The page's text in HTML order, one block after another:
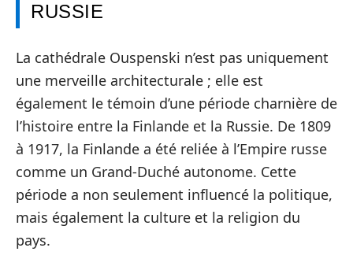
RUSSIE
La cathédrale Ouspenski n’est pas uniquement
une merveille architecturale ; elle est
également le témoin d’une période charnière de
l’histoire entre la Finlande et la Russie. De 1809
à 1917, la Finlande a été reliée à l’Empire russe
comme un Grand-Duché autonome. Cette
période a non seulement influencé la politique,
mais également la culture et la religion du
pays.